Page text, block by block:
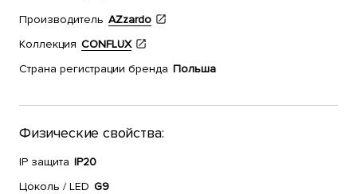
Производитель AZzardo
Коллекция CONFLUX
Страна регистрации бренда Польша
Физические свойства:
IP защита IP20
Цоколь / LED G9